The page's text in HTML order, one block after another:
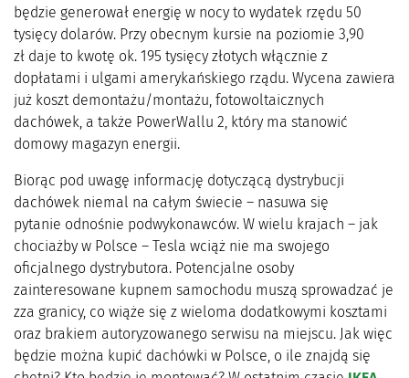
będzie generował energię w nocy to wydatek rzędu 50
tysięcy dolarów. Przy obecnym kursie na poziomie 3,90
zł daje to kwotę ok. 195 tysięcy złotych włącznie z
dopłatami i ulgami amerykańskiego rządu. Wycena zawiera
już koszt demontażu/montażu, fotowoltaicznych
dachówek, a także PowerWallu 2, który ma stanowić
domowy magazyn energii.
Biorąc pod uwagę informację dotyczącą dystrybucji
dachówek niemal na całym świecie – nasuwa się
pytanie odnośnie podwykonawców. W wielu krajach – jak
chociażby w Polsce – Tesla wciąż nie ma swojego
oficjalnego dystrybutora. Potencjalne osoby
zainteresowane kupnem samochodu muszą sprowadzać je
zza granicy, co wiąże się z wieloma dodatkowymi kosztami
oraz brakiem autoryzowanego serwisu na miejscu. Jak więc
będzie można kupić dachówki w Polsce, o ile znajdą się